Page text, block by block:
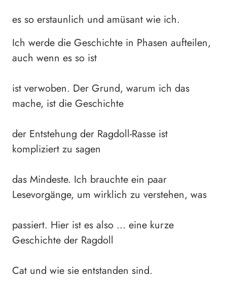
es so erstaunlich und amüsant wie ich.
Ich werde die Geschichte in Phasen aufteilen,
auch wenn es so ist
ist verwoben. Der Grund, warum ich das
mache, ist die Geschichte
der Entstehung der Ragdoll-Rasse ist
kompliziert zu sagen
das Mindeste. Ich brauchte ein paar
Lesevorgänge, um wirklich zu verstehen, was
passiert. Hier ist es also … eine kurze
Geschichte der Ragdoll
Cat und wie sie entstanden sind.